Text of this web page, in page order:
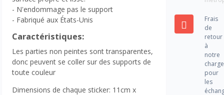
- N'endommage pas le support
- Fabriqué aux États-Unis
Caractéristiques:
Les parties non peintes sont transparentes,
donc peuvent se coller sur des supports de
toute couleur
Dimensions de chaque sticker: 11cm x
Frais
de
retour
à
notre
charge
pour
les